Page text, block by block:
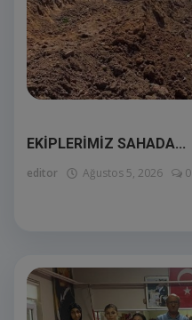
EKİPLERİMİZ SAHADA...
editor Ağustos 5, 2026 0